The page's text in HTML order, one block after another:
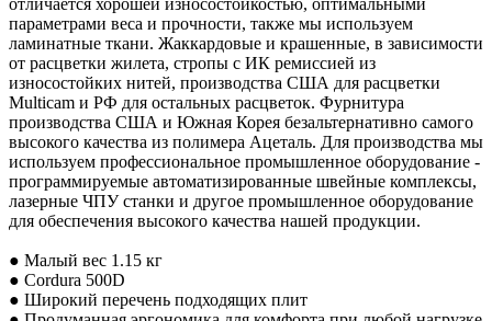
отличается хорошей износостойкостью, оптимальными
параметрами веса и прочности, также мы используем
ламинатные ткани. Жаккардовые и крашенные, в зависимости
от расцветки жилета, стропы с ИК ремиссией из
износостойких нитей, производства США для расцветки
Multicam и РФ для остальных расцветок. Фурнитура
производства США и Южная Корея безальтернативно самого
высокого качества из полимера Ацеталь. Для производства мы
используем профессиональное промышленное оборудование -
программируемые автоматизированные швейные комплексы,
лазерные ЧПУ станки и другое промышленное оборудование
для обеспечения высокого качества нашей продукции.
● Малый вес 1.15 кг
● Cordura 500D
● Широкий перечень подходящих плит